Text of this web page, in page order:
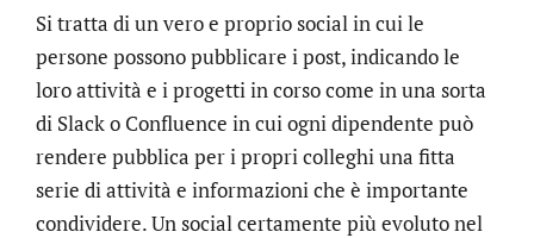
Si tratta di un vero e proprio social in cui le
persone possono pubblicare i post, indicando le
loro attività e i progetti in corso come in una sorta
di Slack o Confluence in cui ogni dipendente può
rendere pubblica per i propri colleghi una fitta
serie di attività e informazioni che è importante
condividere. Un social certamente più evoluto nel